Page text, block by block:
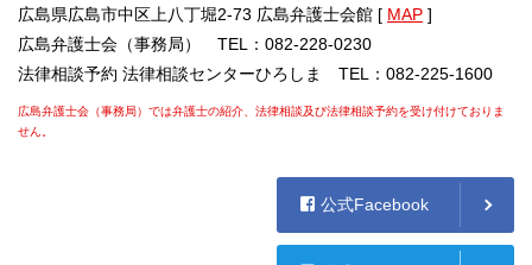
広島県広島市中区上八丁堀2-73 広島弁護士会館 [ MAP ]
広島弁護士会（事務局） TEL：082-228-0230
法律相談予約 法律相談センターひろしま TEL：082-225-1600
広島弁護士会（事務局）では弁護士の紹介、法律相談及び法律相談予約を受け付けておりま
せん。
公式Facebook